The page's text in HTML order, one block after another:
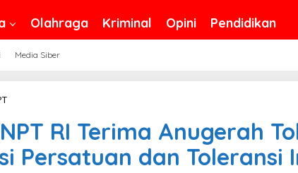
Olahraga Kriminal Opini Pendidikan
Media Siber
Kepala
RI
Terima
Anugerah
RI Terima Anugerah
Persatuan dan Toleransi